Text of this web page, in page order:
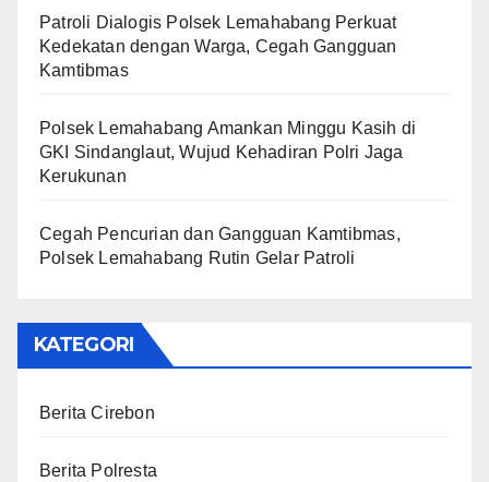
Patroli Dialogis Polsek Lemahabang Perkuat
Kedekatan dengan Warga, Cegah Gangguan
Kamtibmas
Polsek Lemahabang Amankan Minggu Kasih di
GKI Sindanglaut, Wujud Kehadiran Polri Jaga
Kerukunan
Cegah Pencurian dan Gangguan Kamtibmas,
Polsek Lemahabang Rutin Gelar Patroli
KATEGORI
Berita Cirebon
Berita Polresta